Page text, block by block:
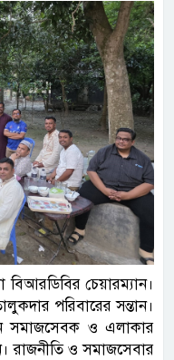
বিআরডিবির চেয়ারম্যান।
পরিবারের সন্তান।
সমাজসেবক ও এলাকার
রাজনীতি ও সমাজসেবার